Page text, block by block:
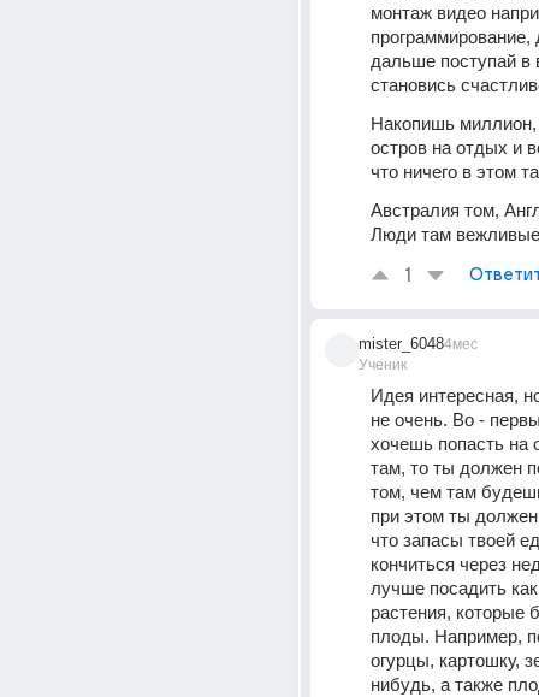
монтаж видео
программирование,
дальше поступай в
становись
Накопишь
остров на отдых и
что ничего в этом
Австралия том,
Люди там
1
mister_6048
Ученик
4мес
Идея интересная,
не очень. Во -
хочешь попасть на
там, то ты должен
том, чем там
при этом ты
что запасы твоей
кончиться через
лучше посадить
растения, которые
плоды. Например,
огурцы, картошку,
нибудь, а также